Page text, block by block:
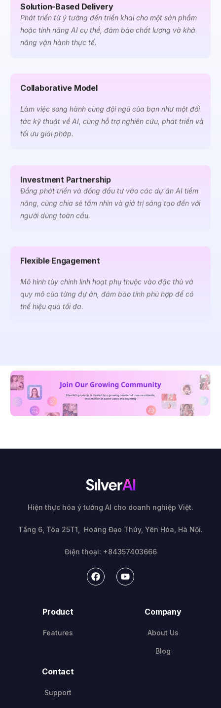
Solution-Based Delivery
Phát triển từ ý tưởng đến triển khai cho một sản phẩm
hoặc tính năng AI cụ thể, đảm bảo chất lượng và khả
năng vận hành thực tế.
Collaborative Model
Làm việc song hành cùng đội ngũ của bạn như một đối
tác kỹ thuật về AI, cùng hỗ trợ nghiên cứu, phát triển và
tối ưu giải pháp.
Investment Partnership
Đồng phát triển và đồng đầu tư vào các dự án AI tiềm
năng, cùng chia sẻ tầm nhìn và giá trị sáng tạo đến với
người dùng toàn cầu.
Flexible Engagement
Mô hình tùy chỉnh linh hoạt phụ thuộc vào đặc thù và
quy mô của từng dự án, đảm bảo tính phù hợp để có
thể hiệu quả tối đa.
Hiện thực hóa ý tưởng AI cho doanh nghiệp Việt.
Tầng 6, Tòa 25T1, Hoàng Đạo Thúy, Yên Hòa, Hà Nội.
Điện thoại: +84357403666
Product
Features
Company
About Us
Blog
Contact
Support